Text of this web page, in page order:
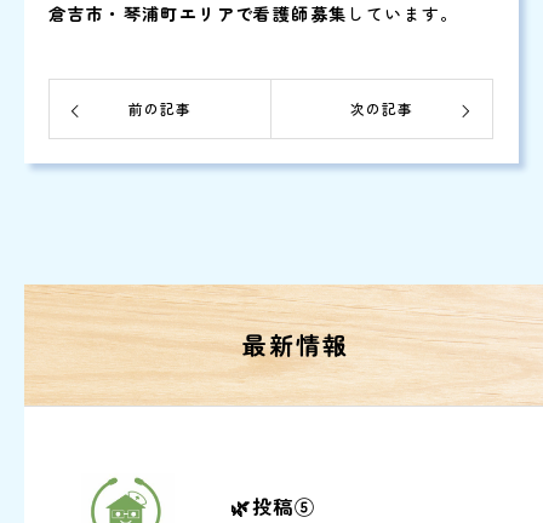
倉吉市・琴浦町エリアで看護師募集 しています。
前の記事 次の記事
最新情報
🌿投稿⑤